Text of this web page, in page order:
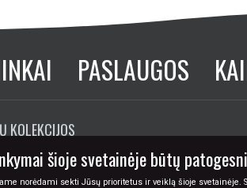
šioje svetainėje būtų
norėdami sekti Jūsų prioritetus ir veiklą šioje svetainėje.